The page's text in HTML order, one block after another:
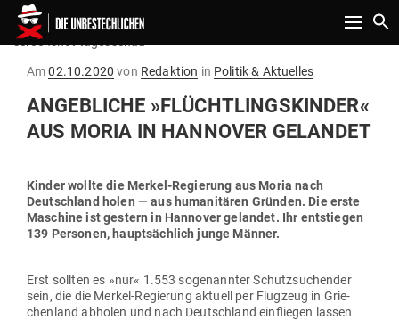
Toggle
screenshot tagesschau
AmGepostet
02.10.2020 von Redaktion in Politik & Aktuelles
ANGEB­LICHE »FLÜCHT­LINGS­KINDER«
AUS MORIA IN HAN­NOVER GELANDET
Kinder wollte die Merkel-Regierung aus Moria nach
Deutschland holen — aus huma­ni­tären Gründen. Die erste
Maschine ist gestern in Han­nover gelandet. Ihr ent­stiegen
139 Per­sonen, haupt­sächlich junge Männer.
Erst sollten es »nur« 1.553 soge­nannter Schutz­su­chender
sein, die die Merkel-Regierung aktuell per Flugzeug in Grie­
chenland abholen und nach Deutschland ein­fliegen lassen